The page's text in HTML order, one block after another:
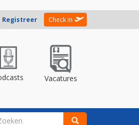
Registreer Check in
Vacatures